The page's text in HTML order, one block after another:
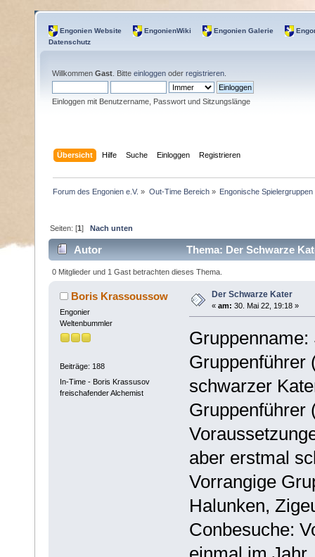
Engonien Website EngonienWiki Engonien Galerie
Datenschutz
Willkommen Gast . Bitte einloggen oder registrieren
Einloggen mit Benutzername, Passwort und Sitzungslänge
Übersicht Hilfe Suche Einloggen Registrieren
Forum des Engonien e.V. » Out-Time Bereich» Engonische Spielergruppen
Seiten: [1]Nach unten
Autor Thema: Der Schwarze
0 Mitglieder und 1 Gast betrachten dieses Thema.
Boris Krassoussow
Engonier
Weltenbummler
Beiträge: 188
In-Time - Boris Krassusov
freischafender Alchemist
Der Schwarze Kater
« am: 30. Mai 22, 19:18 »
Gruppenführer
schwarzer
Gruppenführer
aber erstmal
Vorrangige
Halunken,
Conbesuche: